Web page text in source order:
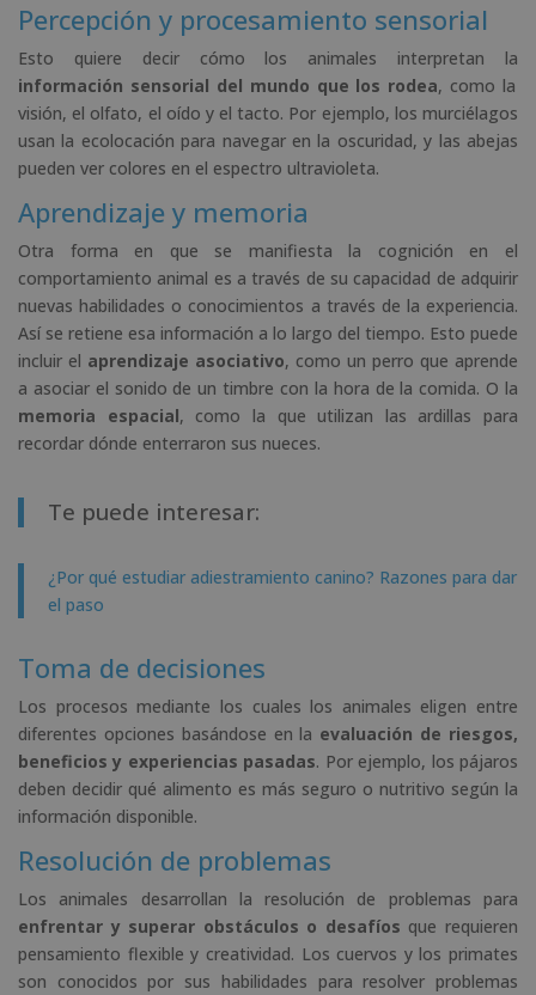
Percepción y procesamiento sensorial
Esto quiere decir cómo los animales interpretan la
información sensorial del mundo que los rodea, como la
visión, el olfato, el oído y el tacto. Por ejemplo, los murciélagos
usan la ecolocación para navegar en la oscuridad, y las abejas
pueden ver colores en el espectro ultravioleta.
Aprendizaje y memoria
Otra forma en que se manifiesta la cognición en el
comportamiento animal es a través de su capacidad de adquirir
nuevas habilidades o conocimientos a través de la experiencia.
Así se retiene esa información a lo largo del tiempo. Esto puede
incluir el aprendizaje asociativo, como un perro que aprende
a asociar el sonido de un timbre con la hora de la comida. O la
memoria espacial, como la que utilizan las ardillas para
recordar dónde enterraron sus nueces.
Te puede interesar:
¿Por qué estudiar adiestramiento canino? Razones para dar
el paso
Toma de decisiones
Los procesos mediante los cuales los animales eligen entre
diferentes opciones basándose en la evaluación de riesgos,
beneficios y experiencias pasadas. Por ejemplo, los pájaros
deben decidir qué alimento es más seguro o nutritivo según la
información disponible.
Resolución de problemas
Los animales desarrollan la resolución de problemas para
enfrentar y superar obstáculos o desafíos que requieren
pensamiento flexible y creatividad. Los cuervos y los primates
son conocidos por sus habilidades para resolver problemas